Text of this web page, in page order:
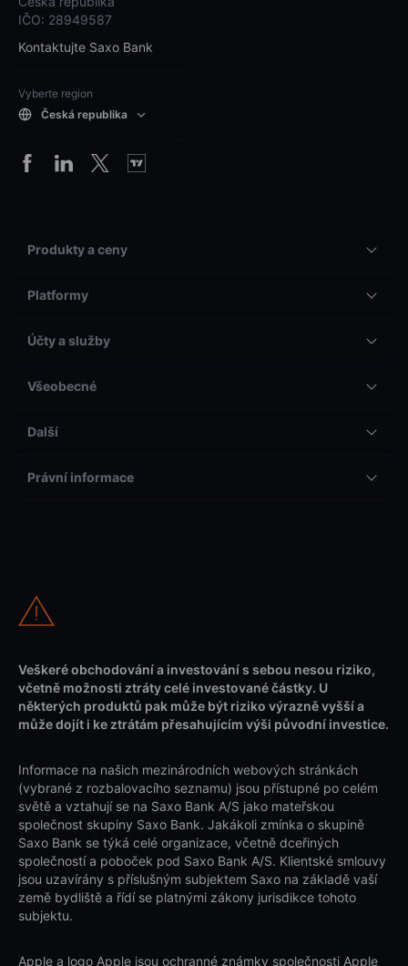
IČO: 28949587
Kontaktujte Saxo Bank
Vyberte region
Česká republika
Produkty a ceny
Platformy
Účty a služby
Všeobecné
Další
Právní informace
Veškeré obchodování a investování s sebou nesou riziko,
včetně možnosti ztráty celé investované částky. U
některých produktů pak může být riziko výrazně vyšší a
může dojít i ke ztrátám přesahujícím výši původní investice.
Informace na našich mezinárodních webových stránkách
(vybrané z rozbalovacího seznamu) jsou přístupné po celém
světě a vztahují se na Saxo Bank A/S jako mateřskou
společnost skupiny Saxo Bank. Jakákoli zmínka o skupině
Saxo Bank se týká celé organizace, včetně dceřiných
společností a poboček pod Saxo Bank A/S. Klientské smlouvy
jsou uzavírány s příslušným subjektem Saxo na základě vaší
země bydliště a řídí se platnými zákony jurisdikce tohoto
subjektu.
Apple a logo Apple jsou ochranné známky společnosti Apple